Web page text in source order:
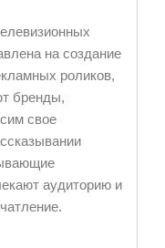
на создание
роликов,
бренды,
свое
аудиторию и